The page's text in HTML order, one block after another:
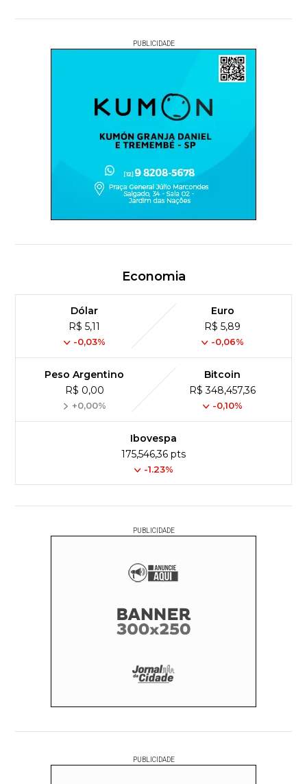
PUBLICIDADE
Economia
Dólar
R$ 5,11
-0,03%
Euro
R$ 5,89
-0,06%
Peso Argentino
R$ 0,00
+0,00%
Bitcoin
R$ 348,457,36
-0,10%
Ibovespa
175,546,36 pts
-1.23%
PUBLICIDADE
PUBLICIDADE